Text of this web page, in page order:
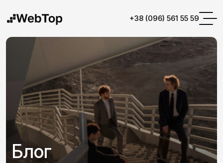
+38 (096) 561 55 59
Блог